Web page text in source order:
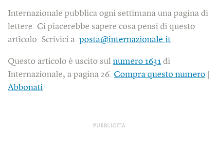
Internazionale pubblica ogni settimana una pagina di
lettere. Ci piacerebbe sapere cosa pensi di questo
articolo. Scrivici a: posta@internazionale.it
Questo articolo è uscito sul numero 1631 di
Internazionale, a pagina 26. Compra questo numero
Abbonati
PUBBLICITÀ